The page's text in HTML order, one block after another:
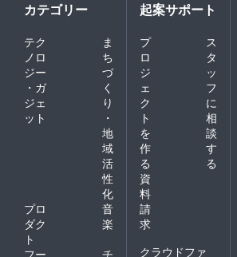
カテゴリー
テク
ノロ
ジー
・ガ
ジェ
ット
ま
ち
づ
く
り
・
地
域
活
性
化
プロ
ダク
ト
音
楽
フー
チ
起案サポート
プ
ロ
ジ
ェ
ク
ト
を
作
る
ス
タ
ッ
フ
に
相
談
す
る
資
料
請
求
クラウドファ